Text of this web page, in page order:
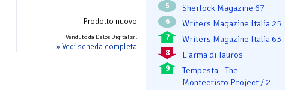
Prodotto nuovo
Venduto da Delos Digital srl
» Vedi scheda completa
5 Sherlock Magazine 67
6 Writers Magazine Italia 25
7 Writers Magazine Italia 63
8 L'arma di Tauros
9
Tempesta - The
Montecristo Project / 2